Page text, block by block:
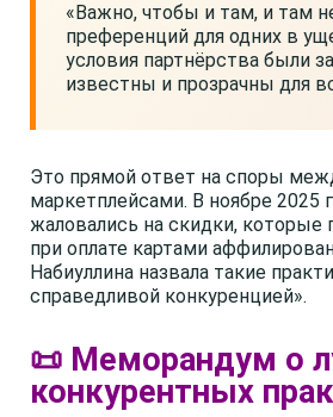
«Важно, чтобы и там, и там
преференций для одних в
условия партнёрства были
известны и прозрачны для
Это прямой ответ на споры
маркетплейсами. В ноябре 2025
жаловались на скидки,
при оплате картами
Набиуллина назвала такие
справедливой конкуренцией».
📜 Меморандум о
конкурентных